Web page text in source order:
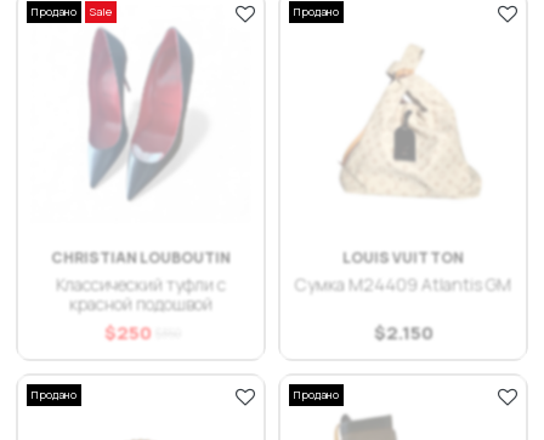
Продано Sale
CHRISTIAN LOUBOUTIN
Классический туфли с
красной подошвой
250
$
Продано
LOUIS VUITTON
Сумка M24409 Atlantis GM
2.150
$
Продано Продано